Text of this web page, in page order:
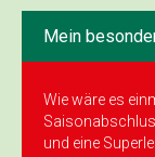
Mein
Wie wäre es
und eine